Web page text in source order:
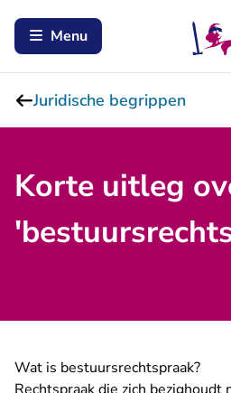
Menu
Juridische begrippen
Korte uitleg
Wat is bestuursrechtspraak?